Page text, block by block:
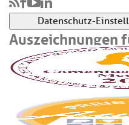
Datenschutz-
Auszeichnungen